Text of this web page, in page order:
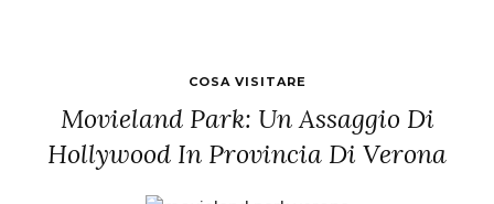
COSA VISITARE
Movieland Park: Un Assaggio Di
Hollywood In Provincia Di Verona